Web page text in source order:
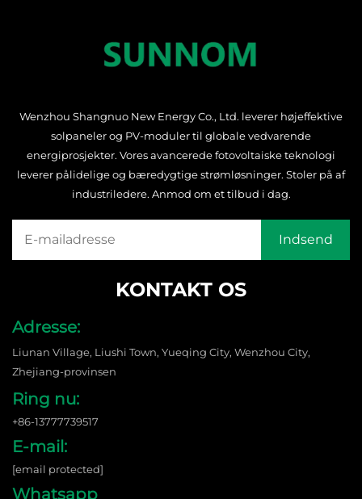
Wenzhou Shangnuo New Energy Co., Ltd. leverer højeffektive
solpaneler og PV-moduler til globale vedvarende
energiprosjekter. Vores avancerede fotovoltaiske teknologi
leverer pålidelige og bæredygtige strømløsninger. Stoler på af
industriledere. Anmod om et tilbud i dag.
KONTAKT OS
Adresse:
Liunan Village, Liushi Town, Yueqing City, Wenzhou City,
Zhejiang-provinsen
Ring nu:
+86-13777739517
E-mail:
[email protected]
Whatsapp